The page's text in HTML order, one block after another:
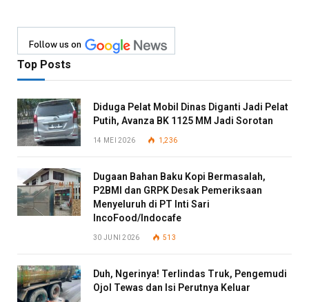
Follow us on
Top Posts
Diduga Pelat Mobil Dinas Diganti Jadi Pelat
Putih, Avanza BK 1125 MM Jadi Sorotan
14 MEI 2026 1,236
Dugaan Bahan Baku Kopi Bermasalah,
P2BMI dan GRPK Desak Pemeriksaan
Menyeluruh di PT Inti Sari
IncoFood/Indocafe
30 JUNI 2026 513
Duh, Ngerinya! Terlindas Truk, Pengemudi
Ojol Tewas dan Isi Perutnya Keluar